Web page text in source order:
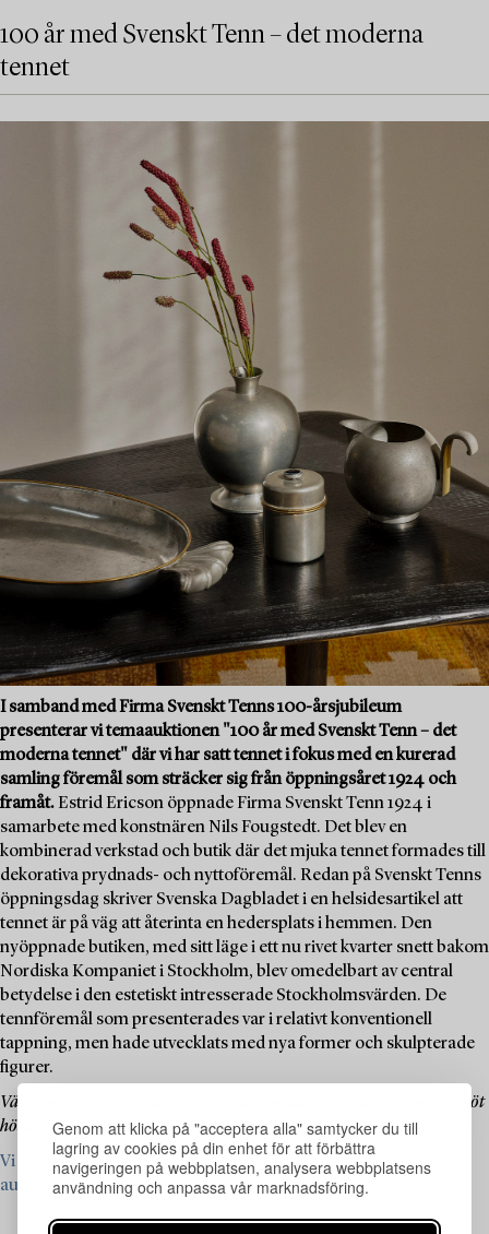
Genom att klicka på "acceptera alla" samtycker du till
lagring av cookies på din enhet för att förbättra
navigeringen på webbplatsen, analysera webbplatsens
användning och anpassa vår marknadsföring.
100 år med Svenskt Tenn – det moderna
tennet
I samband med Firma Svenskt Tenns 100-årsjubileum
presenterar vi temaauktionen "100 år med Svenskt Tenn – det
moderna tennet" där vi har satt tennet i fokus med en kurerad
samling föremål som sträcker sig från öppningsåret 1924 och
framåt. Estrid Ericson öppnade Firma Svenskt Tenn 1924 i
samarbete med konstnären Nils Fougstedt. Det blev en
kombinerad verkstad och butik där det mjuka tennet formades till
dekorativa prydnads- och nyttoföremål. Redan på Svenskt Tenns
öppningsdag skriver Svenska Dagbladet i en helsidesartikel att
tennet är på väg att återinta en hedersplats i hemmen. Den
nyöppnade butiken, med sitt läge i ett nu rivet kvarter snett bakom
Nordiska Kompaniet i Stockholm, blev omedelbart av central
betydelse i den estetiskt intresserade Stockholmsvärden. De
tennföremål som presenterades var i relativt konventionell
tappning, men hade utvecklats med nya former och skulpterade
figurer.
Välkommen att utforska och bjuda på föremålen i denna auktion, och möt
hösten i sällskap av tennets vackra pudergrå lyster.
Vi söker just nu föremål från Firma Svenskt Tenn till komande
auktioner – läs mer och se vad vi söker här ›